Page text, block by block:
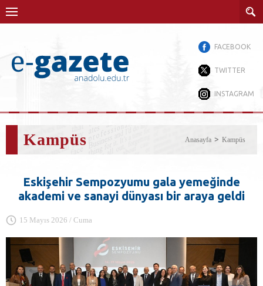
FACEBOOK
TWITTER
INSTAGRAM
Kampüs Anasayfa Kampüs
Eskişehir Sempozyumu gala yemeğinde
akademi ve sanayi dünyası bir araya geldi
15 Mayıs 2026 / Cuma